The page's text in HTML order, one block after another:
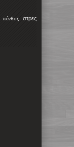
πένθος στρες